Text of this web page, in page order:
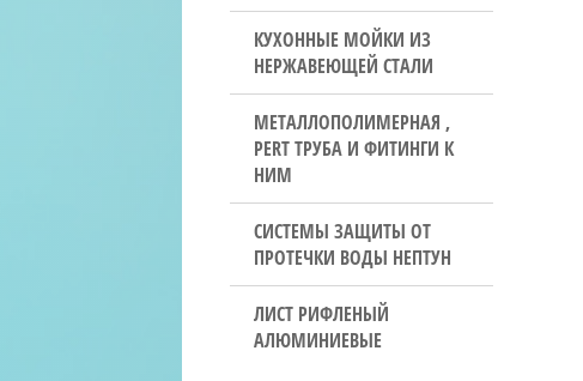
КУХОННЫЕ МОЙКИ ИЗ
НЕРЖАВЕЮЩЕЙ СТАЛИ
МЕТАЛЛОПОЛИМЕРНАЯ ,
PERT ТРУБА И ФИТИНГИ К
НИМ
СИСТЕМЫ ЗАЩИТЫ ОТ
ПРОТЕЧКИ ВОДЫ НЕПТУН
ЛИСТ РИФЛЕНЫЙ
АЛЮМИНИЕВЫЕ